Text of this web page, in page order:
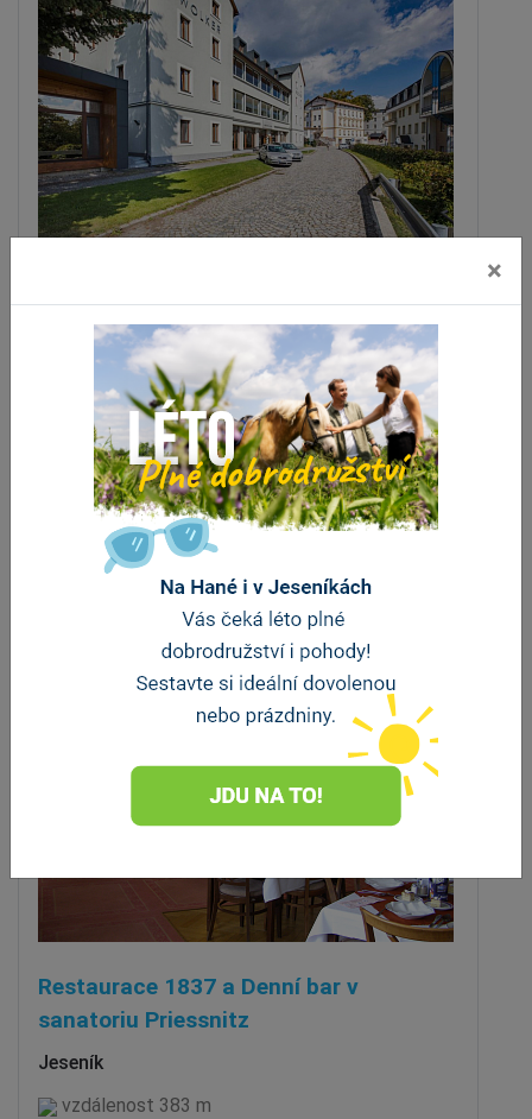
Lázeňský dům WOLKER
vzdálenost 0 m
ZOBRAZIT DALŠÍ
Stravování
Restaurace 1837 a Denní bar v
sanatoriu Priessnitz
Jeseník
vzdálenost 383 m
×